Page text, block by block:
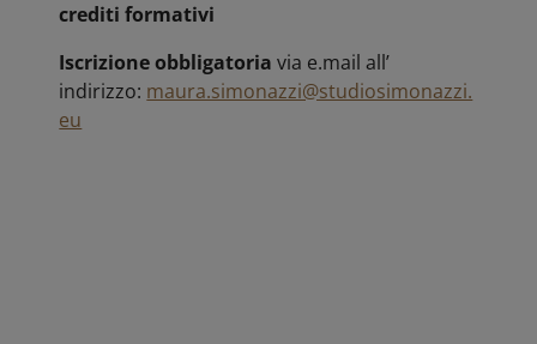
crediti formativi
Iscrizione obbligatoriavia e.mail all’
indirizzo: maura.simonazzi@studiosimonazzi.
eu